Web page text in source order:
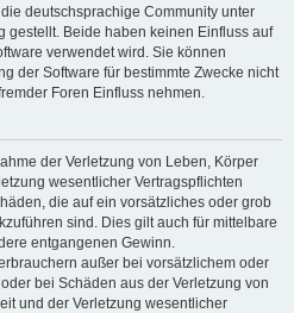
deutschsprachige Community unter
gestellt. Beide haben keinen Einfluss auf
verwendet wird. Sie können
der Software für bestimmte Zwecke nicht
Foren Einfluss nehmen.
der Verletzung von Leben, Körper
wesentlicher Vertragspflichten
die auf ein vorsätzliches oder grob
sind. Dies gilt auch für mittelbare
entgangenen Gewinn.
außer bei vorsätzlichem oder
bei Schäden aus der Verletzung von
und der Verletzung wesentlicher